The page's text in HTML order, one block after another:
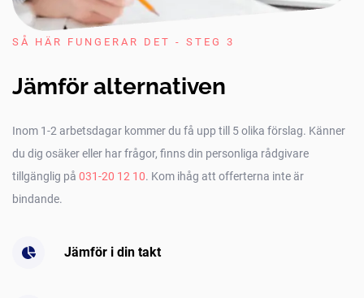
SÅ HÄR FUNGERAR DET - STEG 3
Jämför alternativen
Inom 1-2 arbetsdagar kommer du få upp till 5 olika förslag. Känner
du dig osäker eller har frågor, finns din personliga rådgivare
tillgänglig på 031-20 12 10. Kom ihåg att offerterna inte är
bindande.
Jämför i din takt